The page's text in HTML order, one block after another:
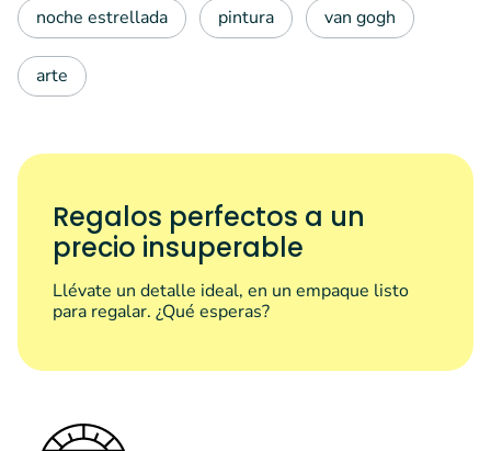
noche estrellada pintura van gogh
arte
Regalos perfectos a un
precio insuperable
Llévate un detalle ideal, en un empaque listo
para regalar. ¿Qué esperas?